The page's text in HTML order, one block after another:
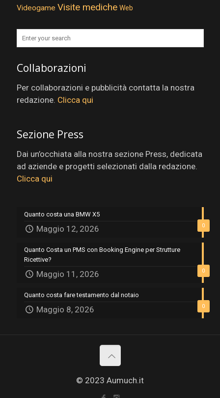
Videogame Visite mediche Web
Collaborazioni
Per collaborazioni e pubblicità contatta la nostra
redazione. Clicca qui
Sezione Press
Dai un’occhiata alla nostra sezione Press, dedicata
ad aziende e progetti selezionati dalla redazione.
Clicca qui
0
Quanto costa una BMW X5
Maggio 12, 2026
0
Quanto Costa un PMS con Booking Engine per Strutture
Ricettive?
Maggio 11, 2026
0
Quanto costa fare testamento dal notaio
Maggio 8, 2026
© 2023 Aumuch.it